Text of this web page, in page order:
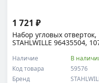
Набор угловых
STAHLWILLE 96435504,
Код товара 59576
Наличие В
Бренд
1 721 ₽